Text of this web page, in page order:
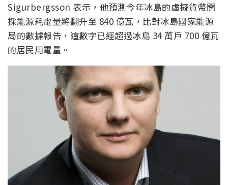
Sigurbergsson 表示，他預測今年冰島的虛擬貨幣開
採能源耗電量將翻升至 840 億瓦，比對冰島國家能源
局的數據報告，這數字已經超過冰島 34 萬戶 700 億瓦
的居民用電量。